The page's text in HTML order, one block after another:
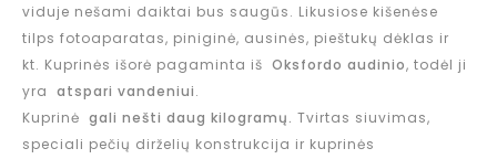
viduje nešami daiktai bus saugūs. Likusiose kišenėse
tilps fotoaparatas, piniginė, ausinės, pieštukų dėklas ir
kt. Kuprinės išorė pagaminta iš Oksfordo audinio, todėl ji
yra atspari vandeniui.
Kuprinė gali nešti daug kilogramų. Tvirtas siuvimas,
speciali pečių dirželių konstrukcija ir kuprinės